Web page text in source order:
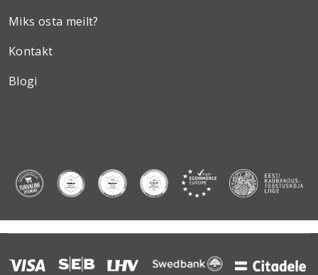
Miks osta meilt?
Kontakt
Blogi